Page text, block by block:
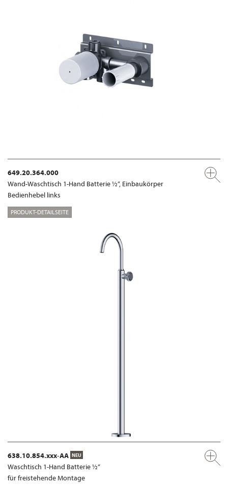
649.20.364.000
Wand-Waschtisch 1-Hand Batterie ½“, Einbaukörper
Bedienhebel links
PRODUKT-DETAILSEITE
638.10.854.xxx-AA NEU
Waschtisch 1-Hand Batterie ½“
für freistehende Montage